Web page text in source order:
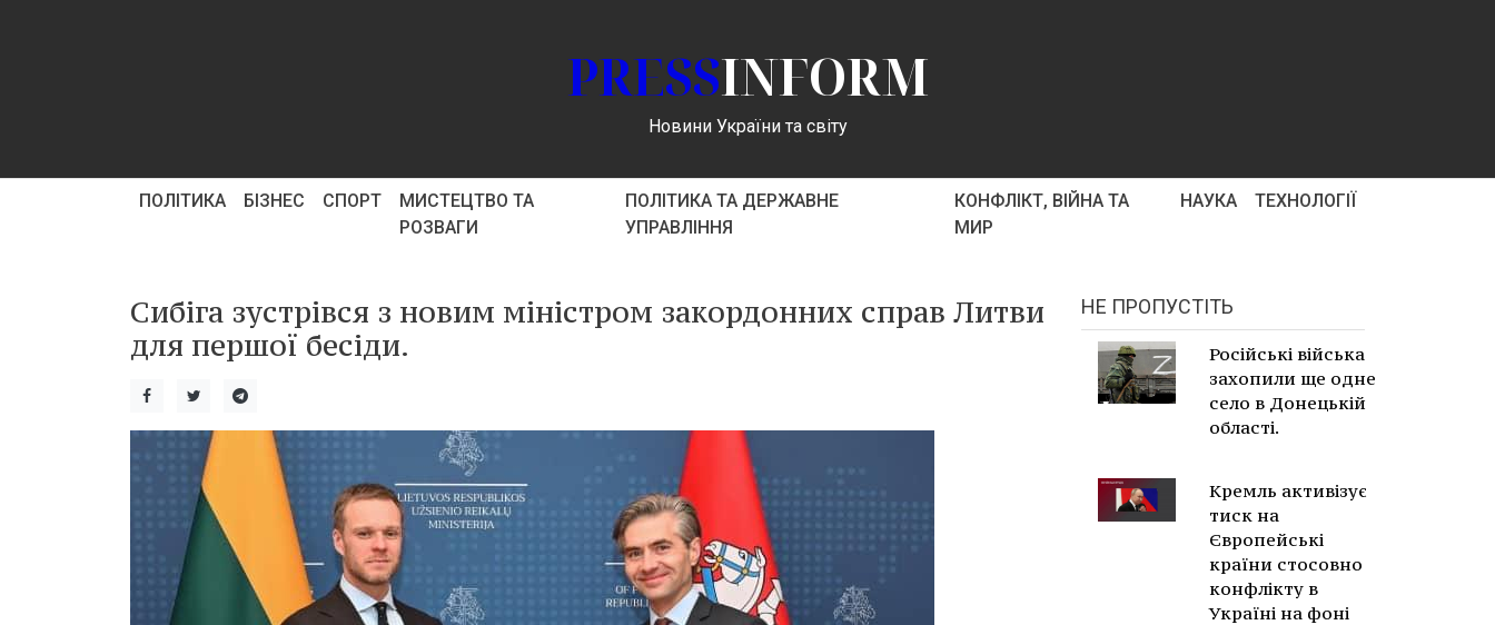
PRESSINFORM
Новини України та світу
ПОЛІТИКА БІЗНЕС СПОРТ
МИСТЕЦТВО ТА
РОЗВАГИ
ПОЛІТИКА ТА ДЕРЖАВНЕ
УПРАВЛІННЯ
КОНФЛІКТ, ВІЙНА ТА
МИР
НАУКА ТЕХНОЛОГІЇ
Сибіга зустрівся з новим міністром закордонних справ Литви
для першої бесіди.
НЕ ПРОПУСТІТЬ
Російські війська
захопили ще одне
село в Донецькій
області.
Кремль активізує
тиск на
Європейські
країни стосовно
конфлікту в
Україні на фоні